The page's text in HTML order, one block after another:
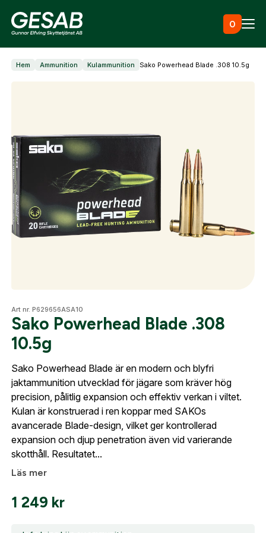
0
Ammunition
Jaktkläder & skor
Måltavlor
Optik
Mer
Mitt konto
Kontakta oss
Hem Ammunition Kulammunition Sako Powerhead Blade .308 10.5g
Art nr. P629656ASA10
Sako Powerhead Blade .308
10.5g
Sako Powerhead Blade är en modern och blyfri
jaktammunition utvecklad för jägare som kräver hög
precision, pålitlig expansion och effektiv verkan i viltet.
Kulan är konstruerad i ren koppar med SAKOs
avancerade Blade-design, vilket ger kontrollerad
expansion och djup penetration även vid varierande
skotthåll. Resultatet...
Läs mer
1 249 kr
Logga in
Logga in för att handla med dina avtalspriser, smidig
fakturabetalning och tillgång till orderhistorik.
När du är inloggad hanteras beställningen
automatiskt enligt dina inställningar.
skapat. I vår FAQ hittar du svar på de vanligaste
frågorna gällande Mitt konto.
Företag- eller Föreningsnamn:*
Org. nummer
Gatuadress:
Fyll i din e-post adress nedan så kontaktar vi dig